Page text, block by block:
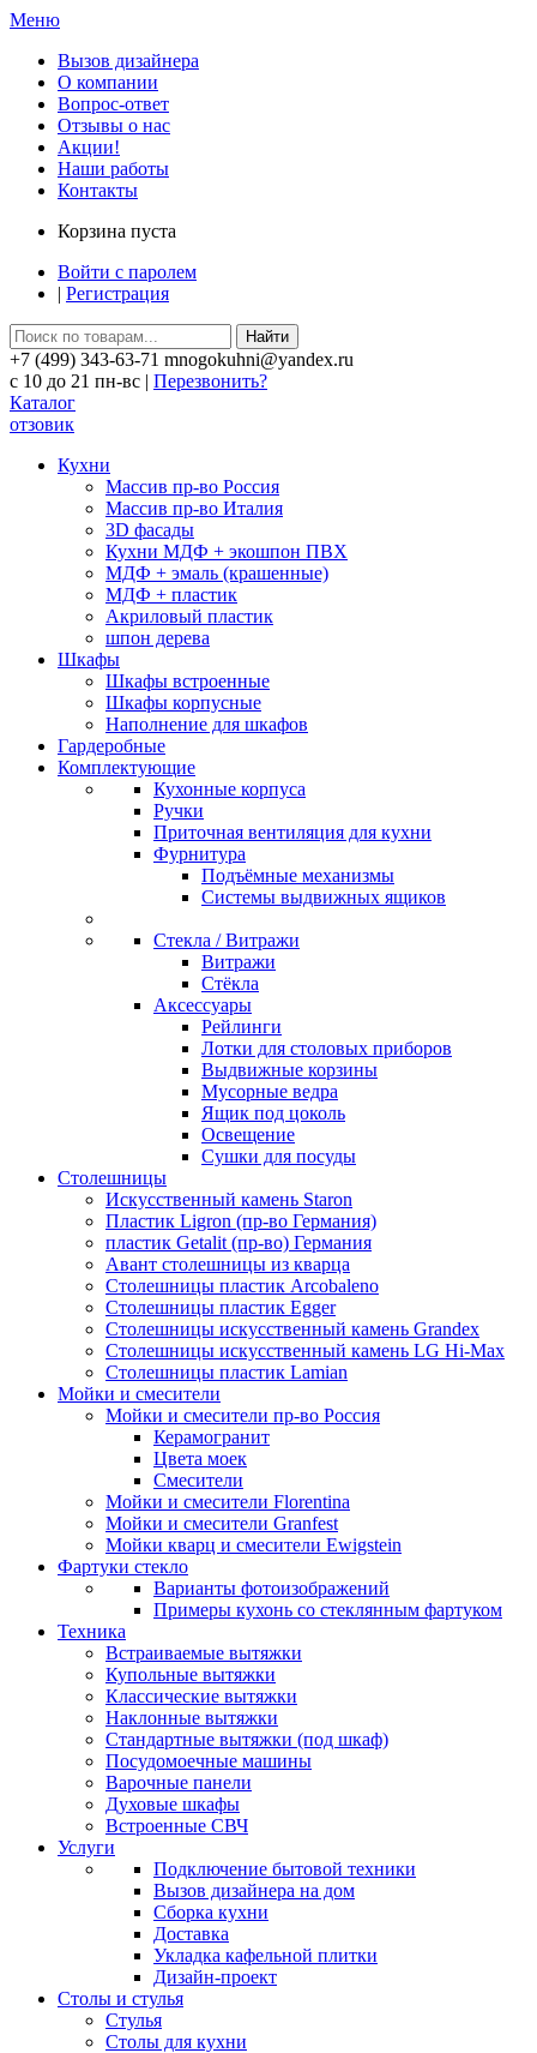
Меню
Вызов дизайнера
О компании
Вопрос-ответ
Отзывы о нас
Акции!
Наши работы
Контакты
Корзина пуста
Войти с паролем
| Регистрация
Найти
+7 (499) 343-63-71 mnogokuhni@yandex.ru
c 10 до 21 пн-вс | Перезвонить?
Каталог
отзовик
Кухни
Массив пр-во Россия
Массив пр-во Италия
3D фасады
Кухни МДФ + экошпон ПВХ
МДФ + эмаль (крашенные)
МДФ + пластик
Акриловый пластик
шпон дерева
Шкафы
Шкафы встроенные
Шкафы корпусные
Наполнение для шкафов
Гардеробные
Комплектующие
Кухонные корпуса
Ручки
Приточная вентиляция для кухни
Фурнитура
Подъёмные механизмы
Системы выдвижных ящиков
Стекла / Витражи
Витражи
Стёкла
Аксессуары
Рейлинги
Лотки для столовых приборов
Выдвижные корзины
Мусорные ведра
Ящик под цоколь
Освещение
Сушки для посуды
Столешницы
Искусственный камень Staron
Пластик Ligron (пр-во Германия)
пластик Getalit (пр-во) Германия
Авант столешницы из кварца
Столешницы пластик Arcobaleno
Столешницы пластик Egger
Столешницы искусственный камень Grandex
Столешницы искусственный камень LG Hi-Max
Столешницы пластик Lamian
Мойки и смесители
Мойки и смесители пр-во Россия
Керамогранит
Цвета моек
Смесители
Мойки и смесители Florentina
Мойки и смесители Granfest
Мойки кварц и смесители Ewigstein
Фартуки стекло
Варианты фотоизображений
Примеры кухонь со стеклянным фартуком
Техника
Встраиваемые вытяжки
Купольные вытяжки
Классические вытяжки
Наклонные вытяжки
Стандартные вытяжки (под шкаф)
Посудомоечные машины
Варочные панели
Духовые шкафы
Встроенные СВЧ
Услуги
Подключение бытовой техники
Вызов дизайнера на дом
Сборка кухни
Доставка
Укладка кафельной плитки
Дизайн-проект
Столы и стулья
Стулья
Столы для кухни